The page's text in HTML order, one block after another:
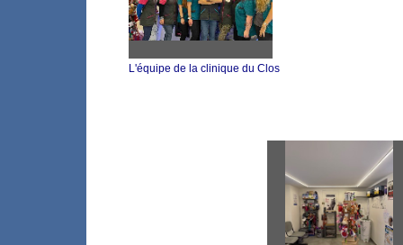
L'équipe de la clinique du Clos